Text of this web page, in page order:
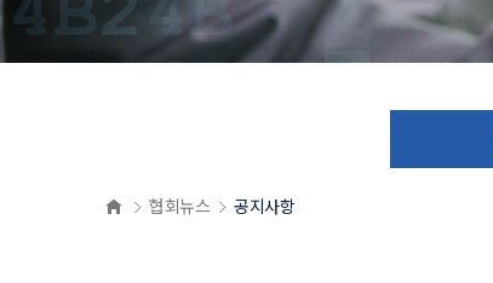
협회뉴스 공지사항